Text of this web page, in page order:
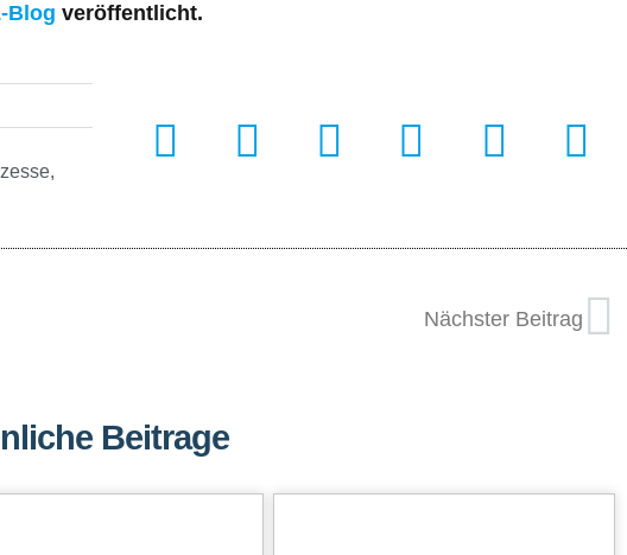
Blog veröffentlicht.
,
Nächster Beitrag
Beitrage